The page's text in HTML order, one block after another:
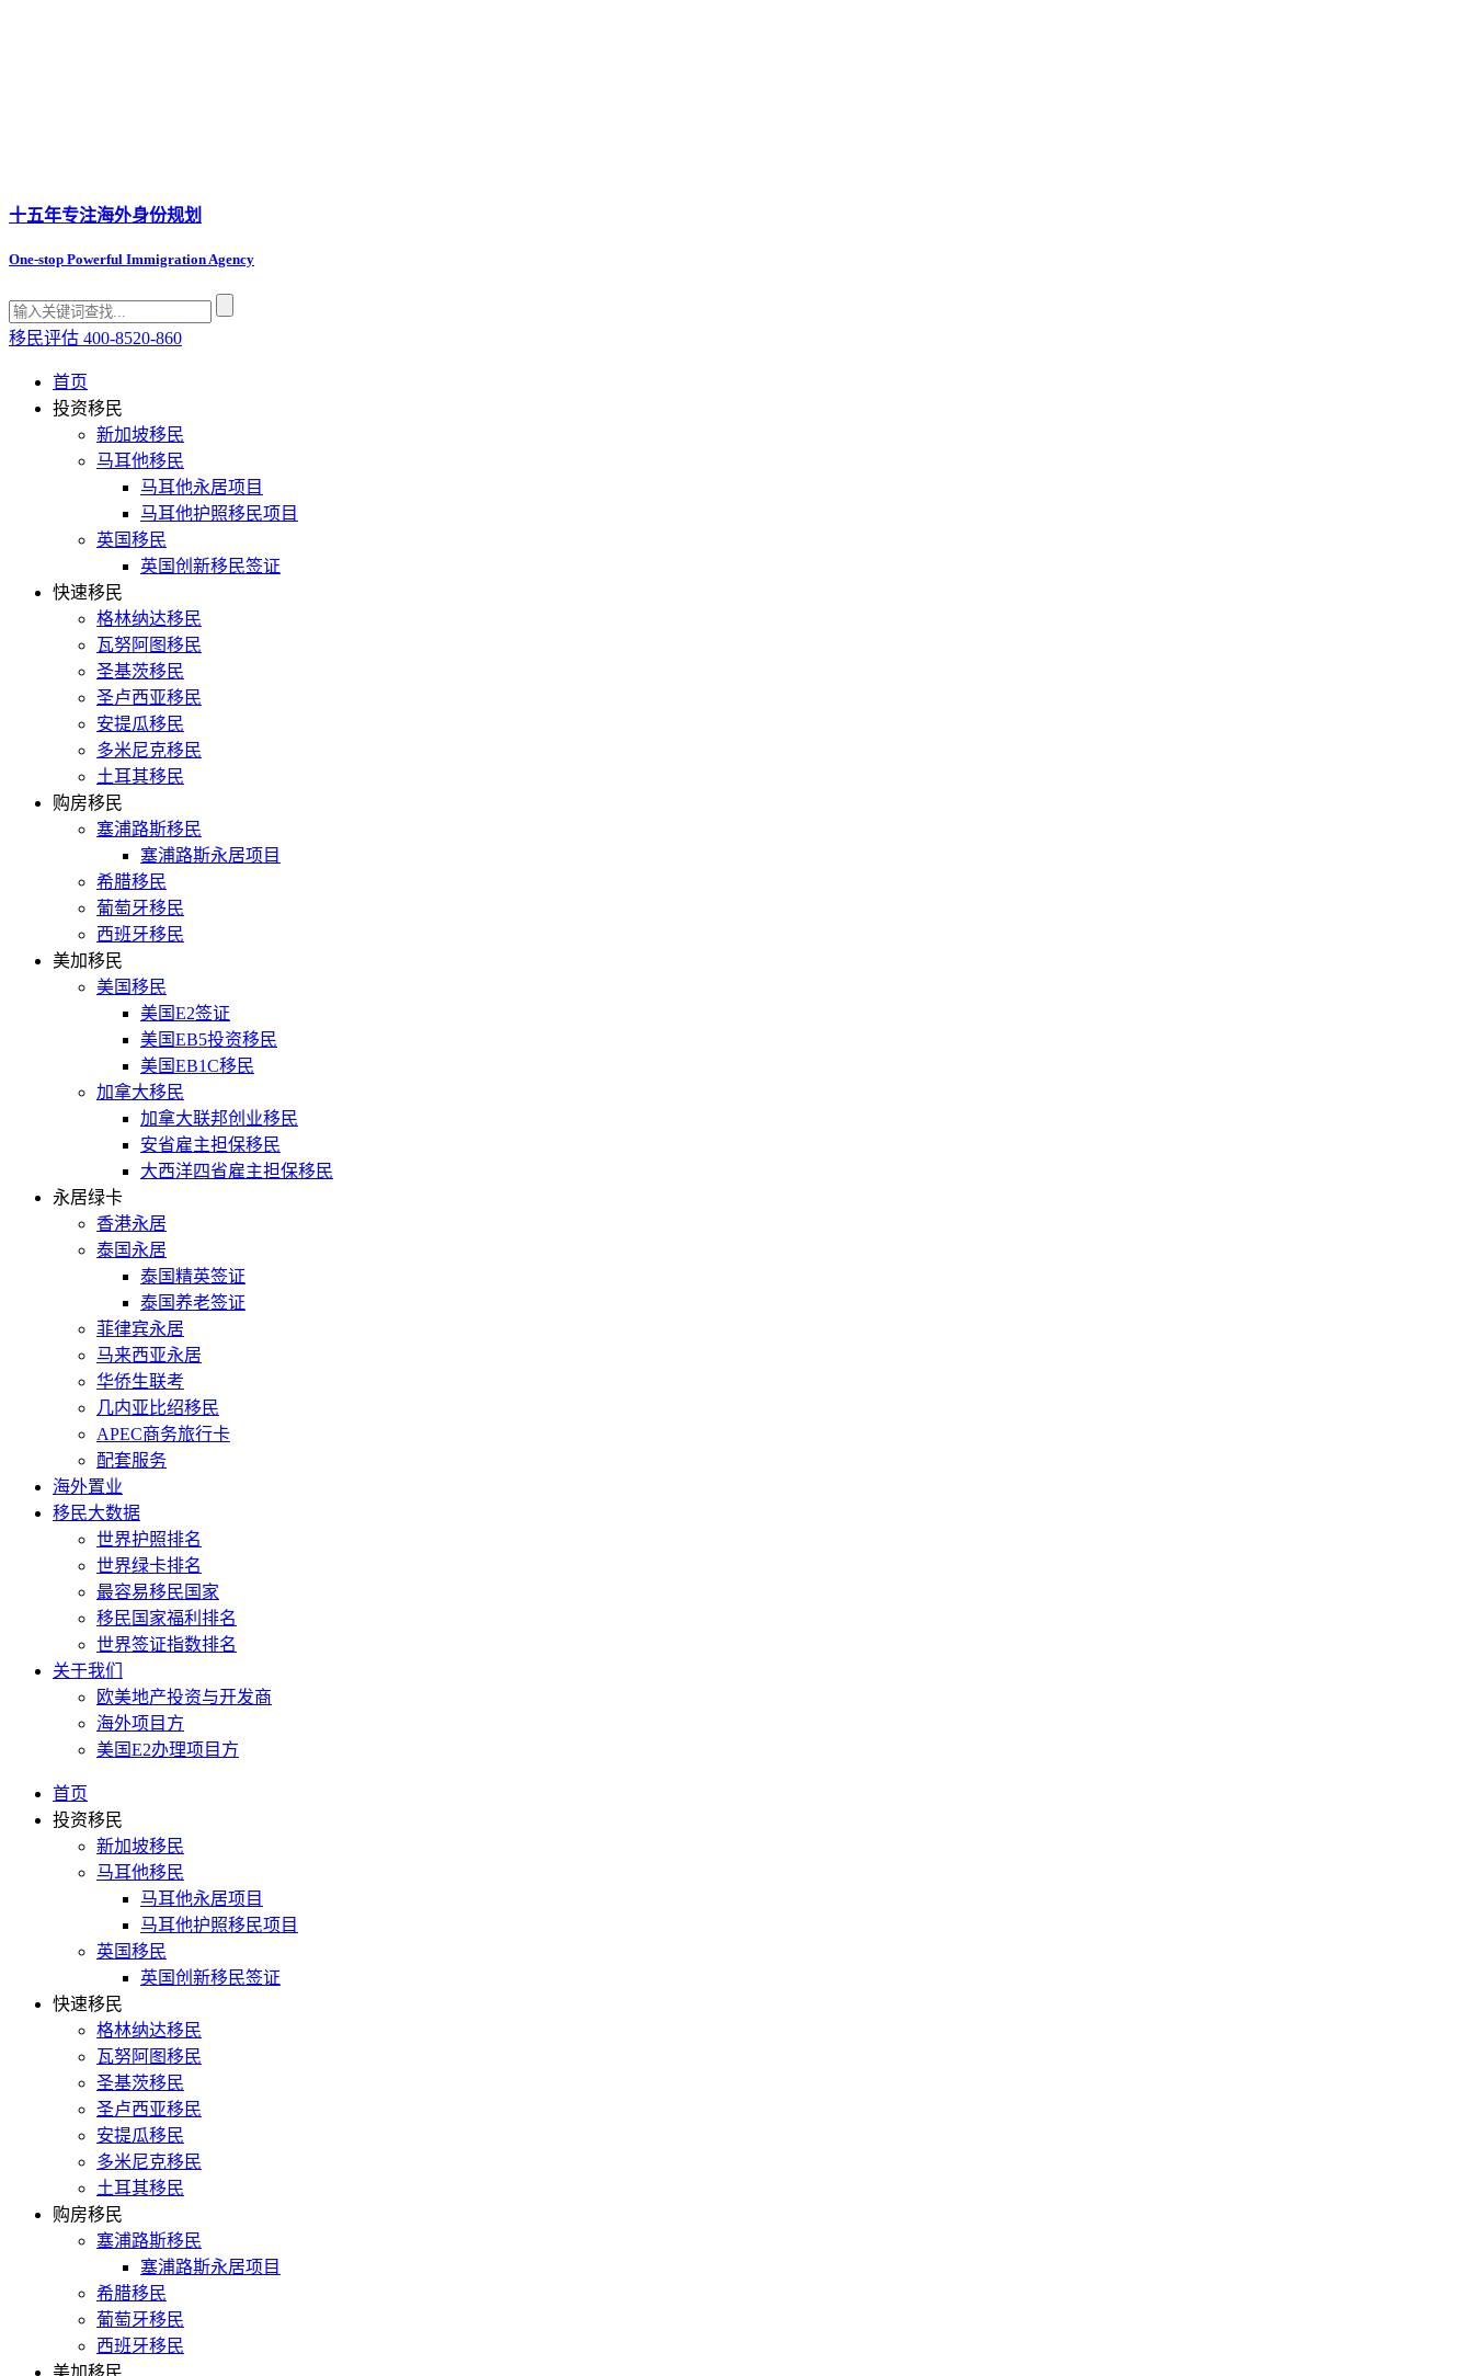
十五年专注海外身份规划
One-stop Powerful Immigration Agency
移民评估 400-8520-860
首页
投资移民
新加坡移民
马耳他移民
马耳他永居项目
马耳他护照移民项目
英国移民
英国创新移民签证
快速移民
格林纳达移民
瓦努阿图移民
圣基茨移民
圣卢西亚移民
安提瓜移民
多米尼克移民
土耳其移民
购房移民
塞浦路斯移民
塞浦路斯永居项目
希腊移民
葡萄牙移民
西班牙移民
美加移民
美国移民
美国E2签证
美国EB5投资移民
美国EB1C移民
加拿大移民
加拿大联邦创业移民
安省雇主担保移民
大西洋四省雇主担保移民
永居绿卡
香港永居
泰国永居
泰国精英签证
泰国养老签证
菲律宾永居
马来西亚永居
华侨生联考
几内亚比绍移民
APEC商务旅行卡
配套服务
海外置业
移民大数据
世界护照排名
世界绿卡排名
最容易移民国家
移民国家福利排名
世界签证指数排名
关于我们
欧美地产投资与开发商
海外项目方
美国E2办理项目方
首页
投资移民
新加坡移民
马耳他移民
马耳他永居项目
马耳他护照移民项目
英国移民
英国创新移民签证
快速移民
格林纳达移民
瓦努阿图移民
圣基茨移民
圣卢西亚移民
安提瓜移民
多米尼克移民
土耳其移民
购房移民
塞浦路斯移民
塞浦路斯永居项目
希腊移民
葡萄牙移民
西班牙移民
美加移民